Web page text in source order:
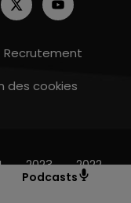
Podcasts
Recrutement
des cookies
2023 2022